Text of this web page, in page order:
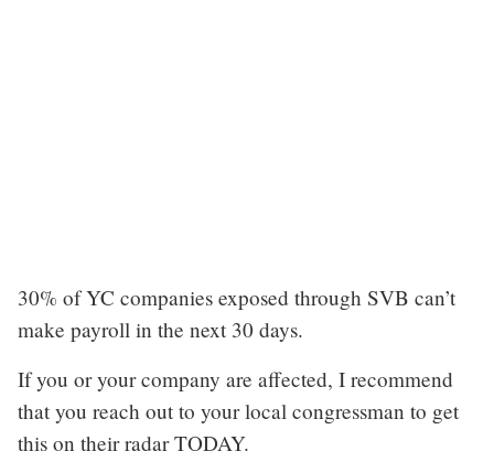
30% of YC companies exposed through SVB can’t
make payroll in the next 30 days.
If you or your company are affected, I recommend
that you reach out to your local congressman to get
this on their radar TODAY.